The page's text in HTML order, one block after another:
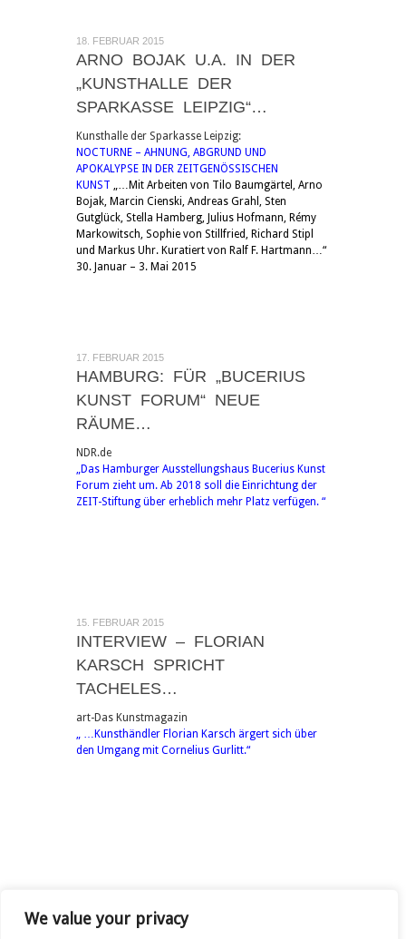
We value your privacy
18. FEBRUAR 2015
ARNO BOJAK U.A. IN DER
„KUNSTHALLE DER
SPARKASSE LEIPZIG“…
Kunsthalle der Sparkasse Leipzig:
NOCTURNE – AHNUNG, ABGRUND UND
APOKALYPSE IN DER ZEITGENÖSSISCHEN
KUNST „…Mit Arbeiten von Tilo Baumgärtel, Arno
Bojak, Marcin Cienski, Andreas Grahl, Sten
Gutglück, Stella Hamberg, Julius Hofmann, Rémy
Markowitsch, Sophie von Stillfried, Richard Stipl
und Markus Uhr. Kuratiert von Ralf F. Hartmann…“
30. Januar – 3. Mai 2015
17. FEBRUAR 2015
HAMBURG: FÜR „BUCERIUS
KUNST FORUM“ NEUE
RÄUME…
NDR.de
„Das Hamburger Ausstellungshaus Bucerius Kunst
Forum zieht um. Ab 2018 soll die Einrichtung der
ZEIT-Stiftung über erheblich mehr Platz verfügen. “
15. FEBRUAR 2015
INTERVIEW – FLORIAN
KARSCH SPRICHT
TACHELES…
art-Das Kunstmagazin
„ …Kunsthändler Florian Karsch ärgert sich über
den Umgang mit Cornelius Gurlitt.“